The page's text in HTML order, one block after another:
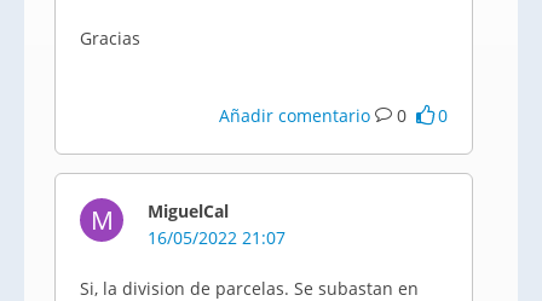
Gracias
Añadir comentario 0 0
M
MiguelCal
16/05/2022 21:07
Si, la division de parcelas. Se subastan en